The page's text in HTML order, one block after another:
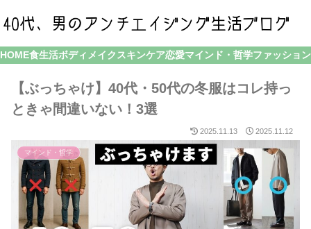
HOME食生活ボディメイク スキンケア恋愛マインド・哲学ファッション
【ぶっちゃけ】40代・50代の冬服はコレ持っ
ときゃ間違いない！3選
2025.11.13 2025.11.12
マインド・哲学